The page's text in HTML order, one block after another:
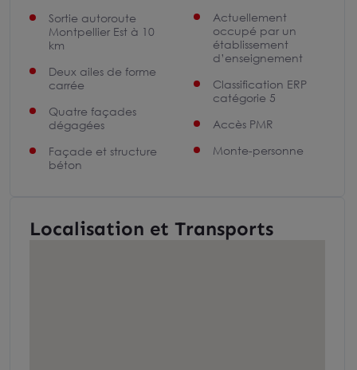
Sortie autoroute
Montpellier Est à 10
km
Deux ailes de forme
carrée
Quatre façades
dégagées
Façade et structure
béton
Actuellement
occupé par un
établissement
d’enseignement
Classification ERP
catégorie 5
Accès PMR
Monte-personne
Localisation et Transports